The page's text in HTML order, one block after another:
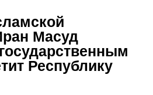
Масуд
Республику